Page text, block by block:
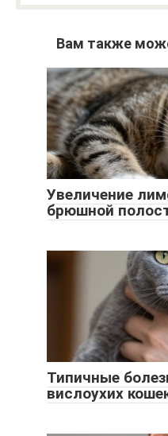
Вам также
Увеличение
брюшной
Типичные
вислоухих